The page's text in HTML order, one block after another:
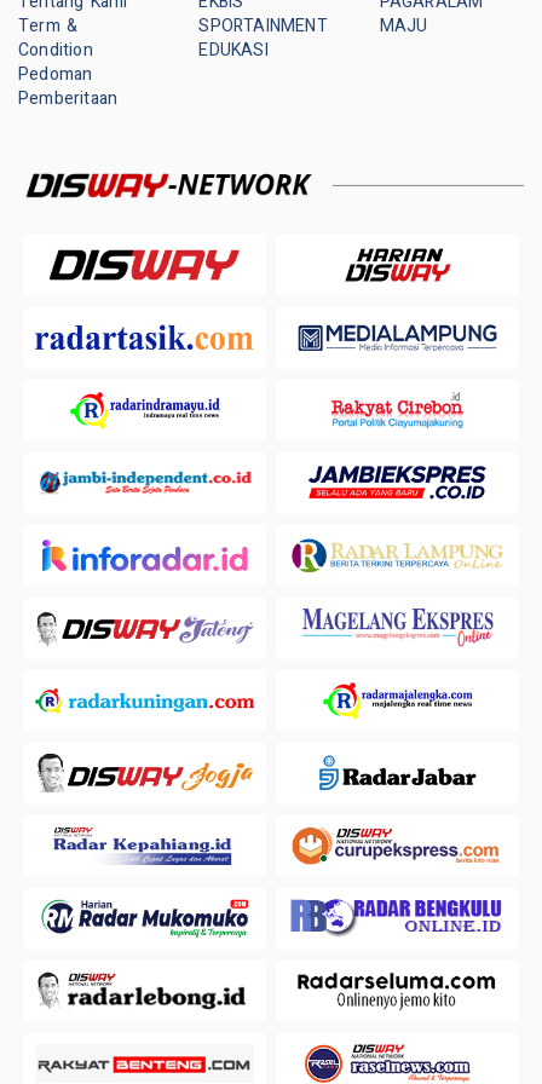
Term &
Condition
Pedoman
Pemberitaan
SPORTAINMENT
EDUKASI
MAJU